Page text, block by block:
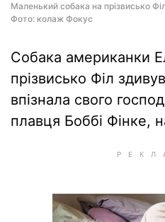
Маленький собака на прізвисько
Фото: колаж Фокус
Собака американки
прізвисько Філ
впізнала свого
плавця Боббі Фінке,